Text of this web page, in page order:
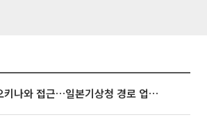
태풍 '돌핀' 오키나와 접근…일본기상청 경로 업데이트